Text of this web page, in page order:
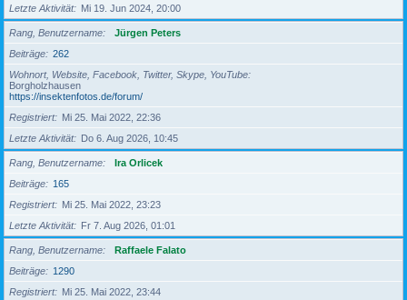
Letzte Aktivität
Mi 19. Jun 2024, 20:00
Rang, Benutzername
Jürgen Peters
Beiträge
262
Wohnort, Website, Facebook, Twitter, Skype, YouTube
Borgholzhausen
https://insektenfotos.de/forum/
Registriert
Mi 25. Mai 2022, 22:36
Letzte Aktivität
Do 6. Aug 2026, 10:45
Rang, Benutzername
Ira Orlicek
Beiträge
165
Registriert
Mi 25. Mai 2022, 23:23
Letzte Aktivität
Fr 7. Aug 2026, 01:01
Rang, Benutzername
Raffaele Falato
Beiträge
1290
Registriert
Mi 25. Mai 2022, 23:44